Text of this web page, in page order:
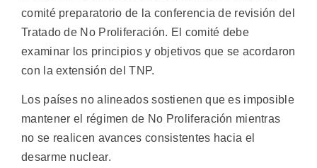
comité preparatorio de la conferencia de revisión del
Tratado de No Proliferación. El comité debe
examinar los principios y objetivos que se acordaron
con la extensión del TNP.
Los países no alineados sostienen que es imposible
mantener el régimen de No Proliferación mientras
no se realicen avances consistentes hacia el
desarme nuclear.